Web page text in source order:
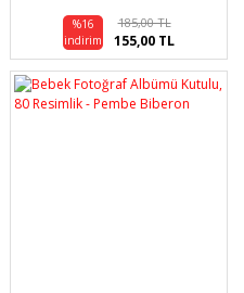
%16
indirim
185,00 TL
155,00 TL